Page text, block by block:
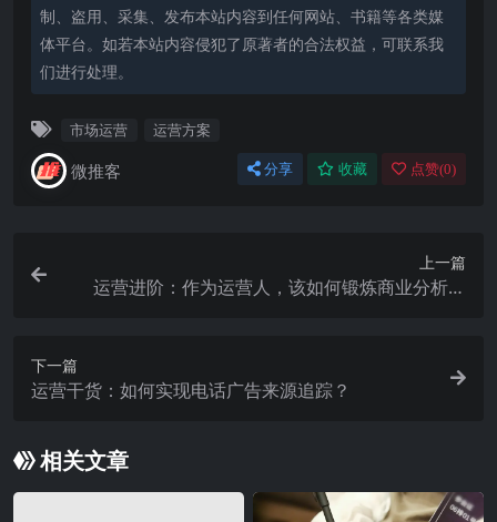
制、盗用、采集、发布本站内容到任何网站、书籍等各类媒
体平台。如若本站内容侵犯了原著者的合法权益，可联系我
们进行处理。
市场运营 运营方案
微推客 分享 收藏 点赞(0)
上一篇
运营进阶：作为运营人，该如何锻炼商业分析能
下一篇
运营干货：如何实现电话广告来源追踪？
相关文章